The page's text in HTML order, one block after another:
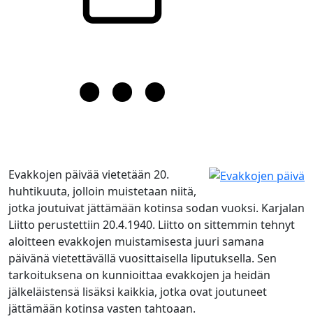
Evakkojen päivää vietetään 20.
huhtikuuta, jolloin muistetaan niitä,
jotka joutuivat jättämään kotinsa sodan vuoksi. Karjalan
Liitto perustettiin 20.4.1940. Liitto on sittemmin tehnyt
aloitteen evakkojen muistamisesta juuri samana
päivänä vietettävällä vuosittaisella liputuksella. Sen
tarkoituksena on kunnioittaa evakkojen ja heidän
jälkeläistensä lisäksi kaikkia, jotka ovat joutuneet
jättämään kotinsa vasten tahtoaan.